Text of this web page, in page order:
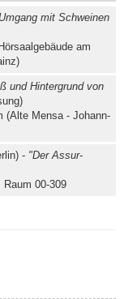
mit Schweinen
am
und Hintergrund von
(Alte Mensa - Johann-
- "Der Assur-
Raum 00-309